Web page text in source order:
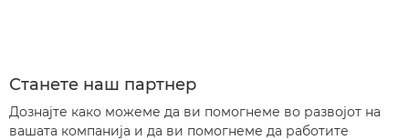
Станете наш партнер
Дознајте како можеме да ви помогнеме во развојот на
вашата компанија и да ви помогнеме да работите